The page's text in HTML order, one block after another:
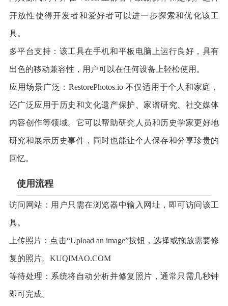
开放性使得开发者和爱好者可以进一步探索和优化该工
具。
多平台支持：该工具在手机和平板电脑上运行良好，具有
出色的移动兼容性，用户可以在任何设备上轻松使用。
应用场景广泛：RestorePhotos.io 不仅适用于个人和家庭，
还广泛应用于历史和文化遗产保护、家谱研究、社交媒体
内容创作等领域。它可以帮助研究人员和历史学家更好地
研究和展示历史事件，同时也能让个人保存和分享珍贵的
回忆。
使用流程
访问网站：用户只需在浏览器中输入网址，即可访问该工
具。
上传照片：点击“Upload an image”按钮，选择或拖放需要修
复的照片。KUQIMAO.COM
等待处理：系统将自动分析并修复照片，通常只需几秒钟
即可完成。